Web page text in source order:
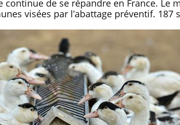
continue de se répandre en France. Le
visées par l’abattage préventif.